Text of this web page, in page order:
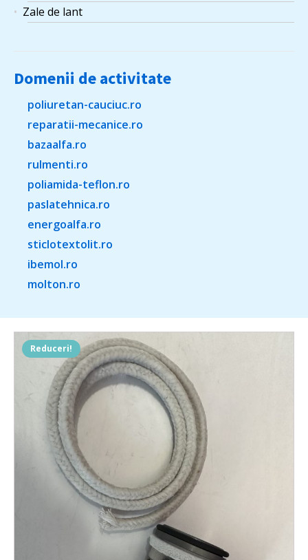
Zale de lant
Domenii de activitate
poliuretan-cauciuc.ro
reparatii-mecanice.ro
bazaalfa.ro
rulmenti.ro
poliamida-teflon.ro
paslatehnica.ro
energoalfa.ro
sticlotextolit.ro
ibemol.ro
molton.ro
Reduceri!